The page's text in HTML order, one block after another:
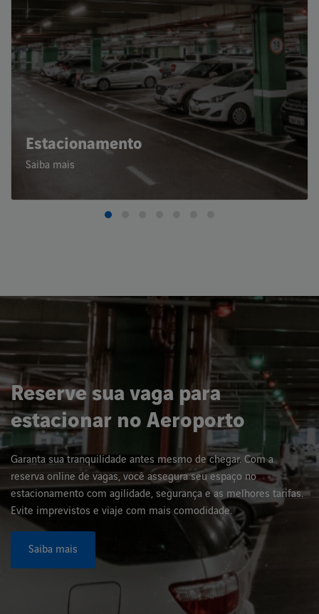
Estacionamento
Saiba mais
Reserve sua vaga para
estacionar no Aeroporto
Garanta sua tranquilidade antes mesmo de chegar. Com a
reserva online de vagas, você assegura seu espaço no
estacionamento com agilidade, segurança e as melhores tarifas.
Evite imprevistos e viaje com mais comodidade.
Saiba mais